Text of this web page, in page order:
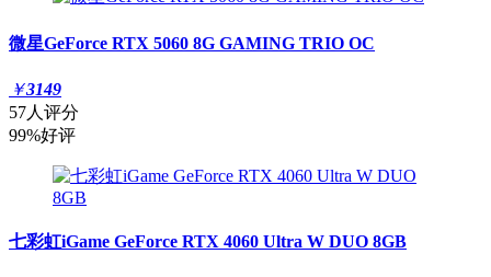
微星GeForce RTX 5060 8G GAMING TRIO OC
￥3149
57人评分
99%好评
七彩虹iGame GeForce RTX 4060 Ultra W DUO 8GB